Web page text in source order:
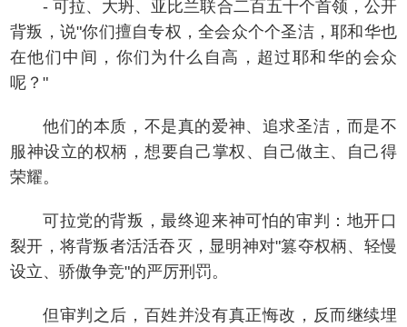
- 可拉、大坍、亚比兰联合二百五十个首领，公开
背叛，说"你们擅自专权，全会众个个圣洁，耶和华也
在他们中间，你们为什么自高，超过耶和华的会众
呢？"
他们的本质，不是真的爱神、追求圣洁，而是不
服神设立的权柄，想要自己掌权、自己做主、自己得
荣耀。
可拉党的背叛，最终迎来神可怕的审判：地开口
裂开，将背叛者活活吞灭，显明神对"篡夺权柄、轻慢
设立、骄傲争竞"的严厉刑罚。
但审判之后，百姓并没有真正悔改，反而继续埋